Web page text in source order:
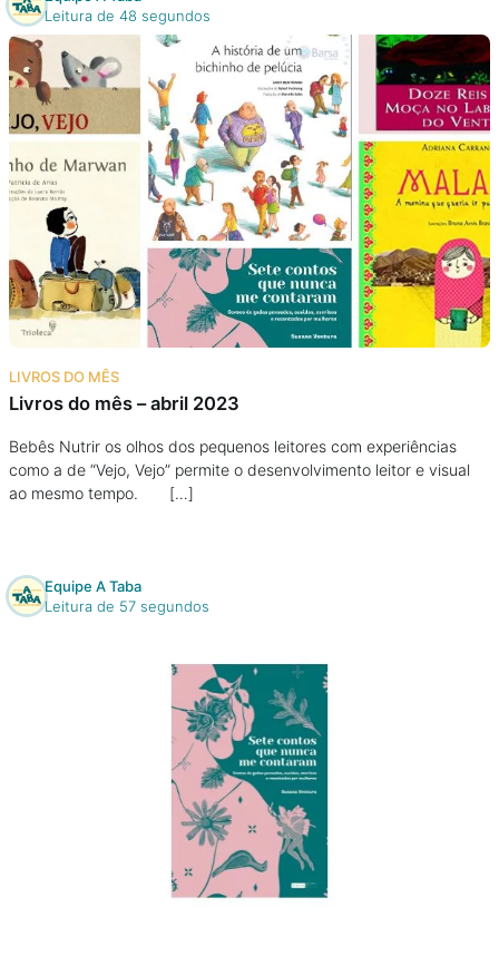
Cursos On line
E-Books
Eventos
Podcast
Assine
Taba na Escola
Leitura de 48 segundos
LIVROS DO MÊS
Livros do mês – abril 2023
Bebês Nutrir os olhos dos pequenos leitores com experiências
como a de “Vejo, Vejo” permite o desenvolvimento leitor e visual
ao mesmo tempo. […]
Equipe A Taba
Leitura de 57 segundos